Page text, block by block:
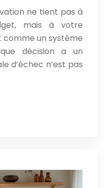
ne tient pas à
mais à votre
un système
décision a un
d’échec n’est pas